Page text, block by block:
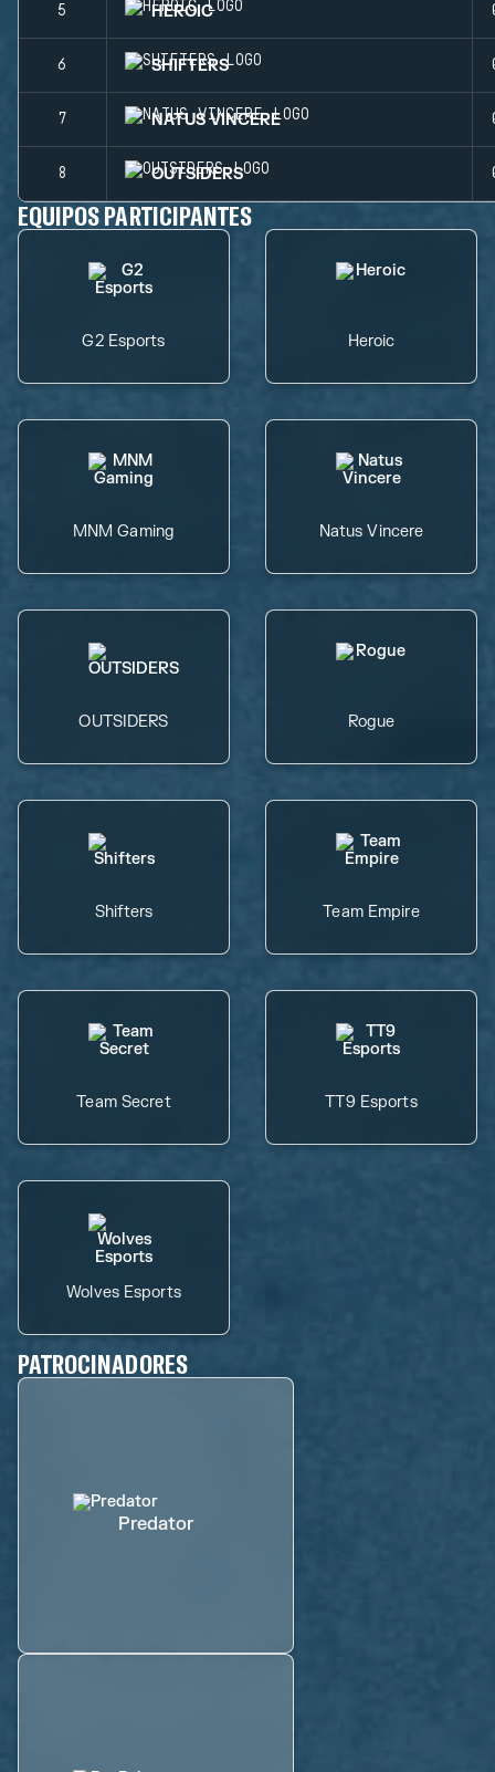
5 HEROIC
6 SHIFTERS
7 NATUS VINCERE
8 OUTSIDERS
EQUIPOS PARTICIPANTES
G2 Esports Heroic
MNM Gaming Natus Vincere
OUTSIDERS Rogue
Shifters Team Empire
Team Secret TT9 Esports
Wolves Esports
PATROCINADORES
Predator